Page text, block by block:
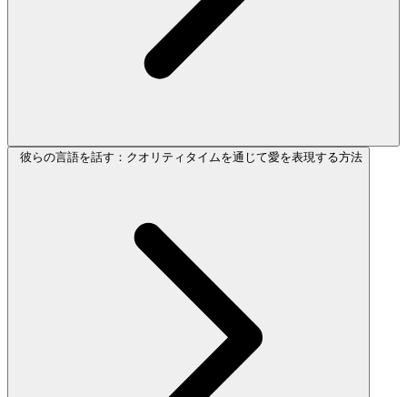
彼らの言語を話す：クオリティタイムを通じて愛を表現する方法